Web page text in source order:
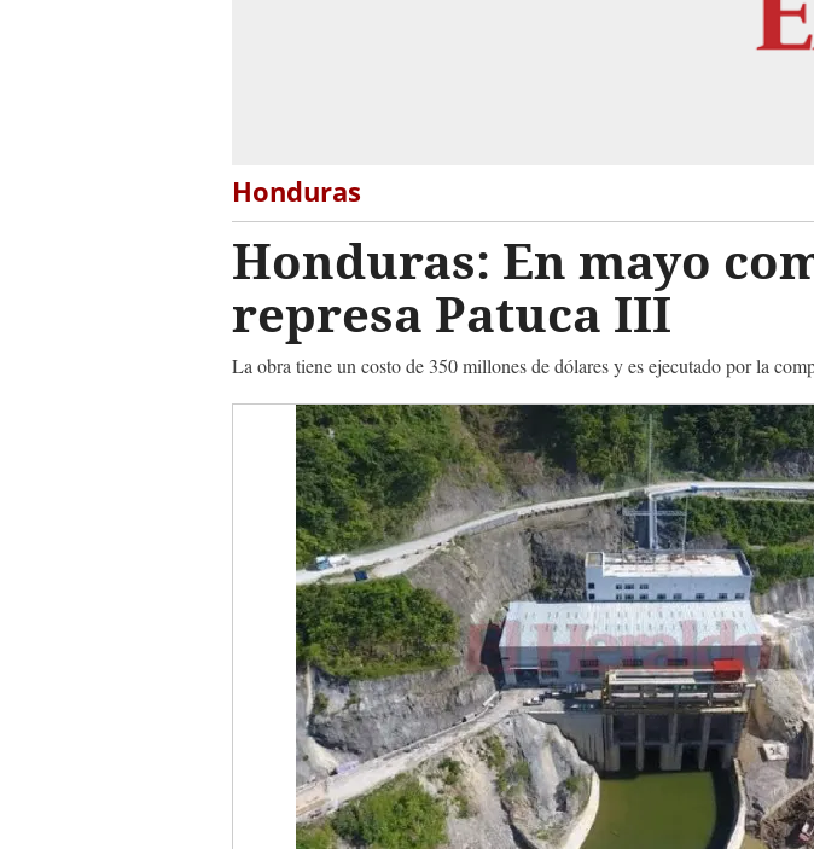
Honduras
Honduras: En mayo
represa Patuca III
La obra tiene un costo de 350 millones de dólares y es ejecutado por la